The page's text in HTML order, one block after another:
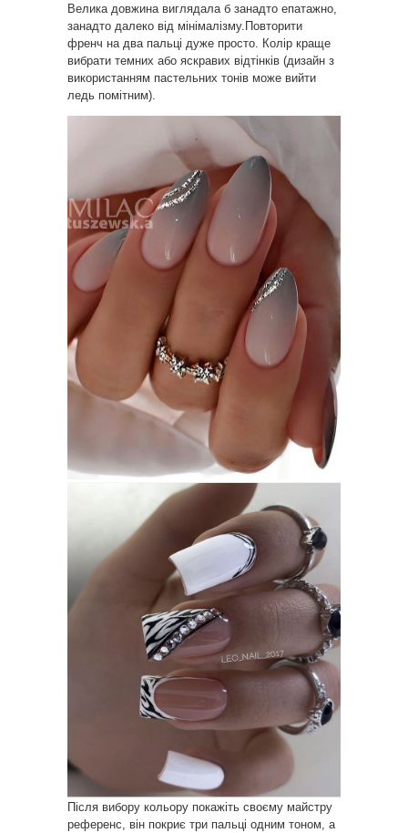
Велика довжина виглядала б занадто епатажно,
занадто далеко від мінімалізму.Повторити
френч на два пальці дуже просто. Колір краще
вибрати темних або яскравих відтінків (дизайн з
використанням пастельних тонів може вийти
ледь помітним).
Після вибору кольору покажіть своєму майстру
референс, він покриє три пальці одним тоном, а